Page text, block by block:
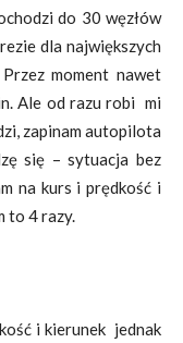
do 30 węzłów
dla największych
moment nawet
Ale od razu robi mi
zapinam autopilota
się – sytuacja bez
na kurs i prędkość i
to 4 razy.
i kierunek jednak